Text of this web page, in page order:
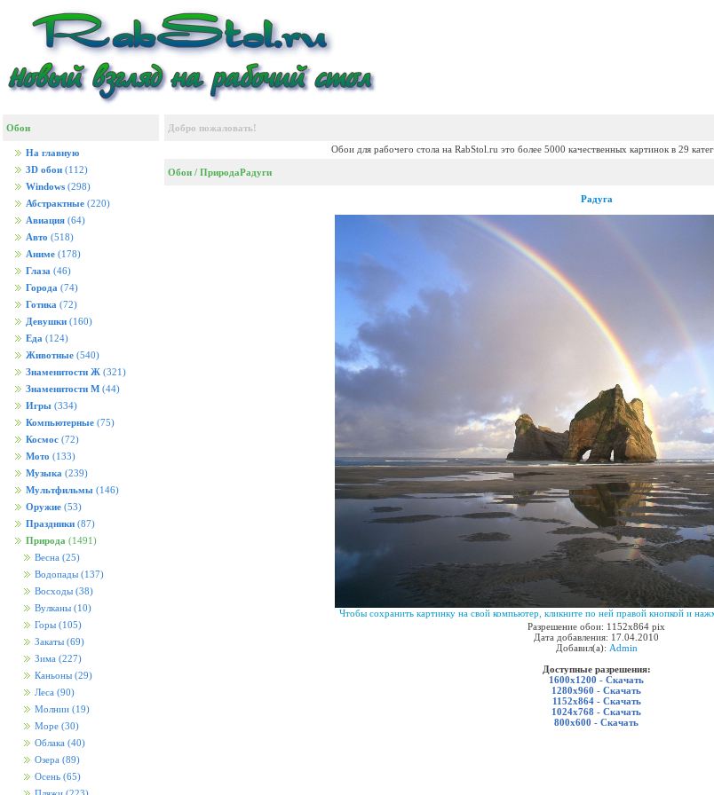
Обои
На главную
3D обои (112)
Windows (298)
Абстрактные (220)
Авиация (64)
Авто (518)
Аниме (178)
Глаза (46)
Города (74)
Готика (72)
Девушки (160)
Еда (124)
Животные (540)
Знаменитости Ж (321)
Знаменитости М (44)
Игры (334)
Компьютерные (75)
Космос (72)
Мото (133)
Музыка (239)
Мультфильмы (146)
Оружие (53)
Праздники (87)
Природа (1491)
Весна (25)
Водопады (137)
Восходы (38)
Вулканы (10)
Горы (105)
Закаты (69)
Зима (227)
Каньоны (29)
Леса (90)
Молнии (19)
Море (30)
Облака (40)
Озера (89)
Осень (65)
Добро пожаловать!
Обои для рабочего стола на RabStol.ru это более 5000 качественных картинок в 29
Обои / ПриродаРадуги
Радуга
Чтобы сохранить картинку на свой компьютер, кликните по ней правой кнопкой и
Разрешение обои: 1152x864 pix
Дата добавления: 17.04.2010
Добавил(а): Admin
Доступные разрешения:
1600x1200 - Скачать
1280x960 - Скачать
1152x864 - Скачать
1024x768 - Скачать
800x600 - Скачать